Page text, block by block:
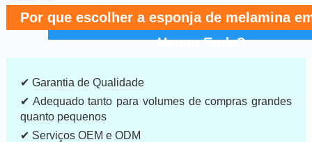
Por que escolher a esponja de melamina
Henan Enda?
✔ Garantia de Qualidade
✔ Adequado tanto para volumes de compras grandes
quanto pequenos
✔ Serviços OEM e ODM